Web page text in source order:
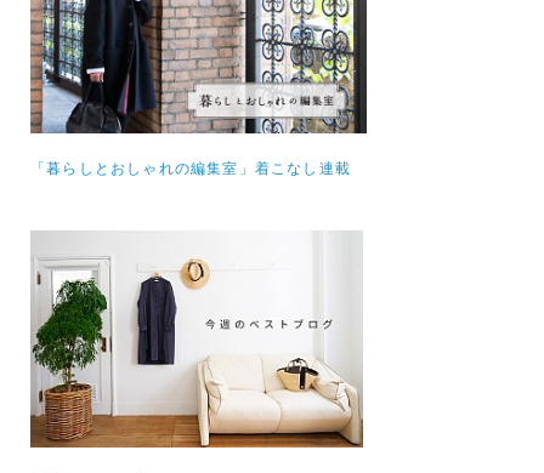
「暮らしとおしゃれの編集室」着こなし連載